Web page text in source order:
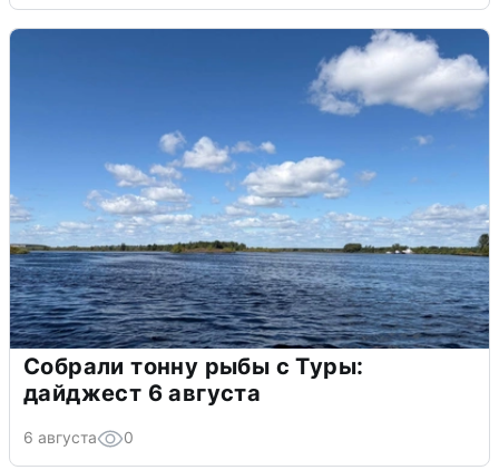
Собрали тонну рыбы с Туры:
дайджест 6 августа
6 августа 0